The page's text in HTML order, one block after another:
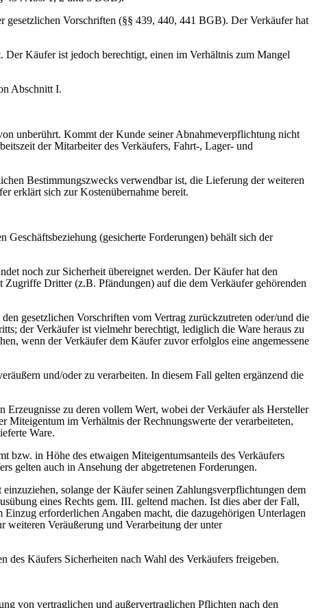
gesetzlichen Vorschriften (§§ 439, 440, 441 BGB). Der Verkäufer hat
Käufer ist jedoch berechtigt, einen im Verhältnis zum Mangel
Abschnitt I.
unberührt. Kommt der Kunde seiner Abnahmeverpflichtung nicht
der Mitarbeiter des Verkäufers, Fahrt-, Lager- und
Bestimmungszwecks verwendbar ist, die Lieferung der weiteren
erklärt sich zur Kostenübernahme bereit.
(gesicherte Forderungen) behält sich der
noch zur Sicherheit übereignet werden. Der Käufer hat den
Dritter (z.B. Pfändungen) auf die dem Verkäufer gehörenden
gesetzlichen Vorschriften vom Vertrag zurückzutreten oder/und die
der Verkäufer ist vielmehr berechtigt, lediglich die Ware heraus zu
wenn der Verkäufer dem Käufer zuvor erfolglos eine angemessene
und/oder zu verarbeiten. In diesem Fall gelten ergänzend die
Erzeugnisse zu deren vollem Wert, wobei der Verkäufer als Hersteller
im Verhältnis der Rechnungswerte der verarbeiteten,
Ware.
bzw. in Höhe des etwaigen Miteigentumsanteils des Verkäufers
gelten auch in Ansehung der abgetretenen Forderungen.
solange der Käufer seinen Zahlungsverpflichtungen dem
eines Rechts gem. III. geltend machen. Ist dies aber der Fall,
erforderlichen Angaben macht, die dazugehörigen Unterlagen
Veräußerung und Verarbeitung der unter
Käufers Sicherheiten nach Wahl des Verkäufers freigeben.
von vertraglichen und außervertraglichen Pflichten nach den